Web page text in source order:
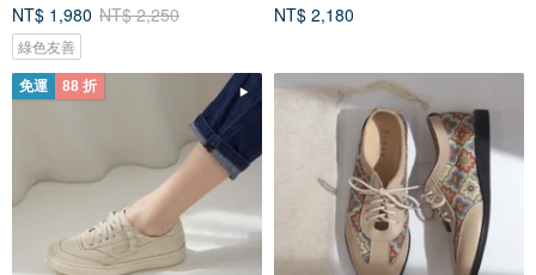
NT$ 1,980 NT$ 2,250
綠色友善
NT$ 2,180
免運 88 折